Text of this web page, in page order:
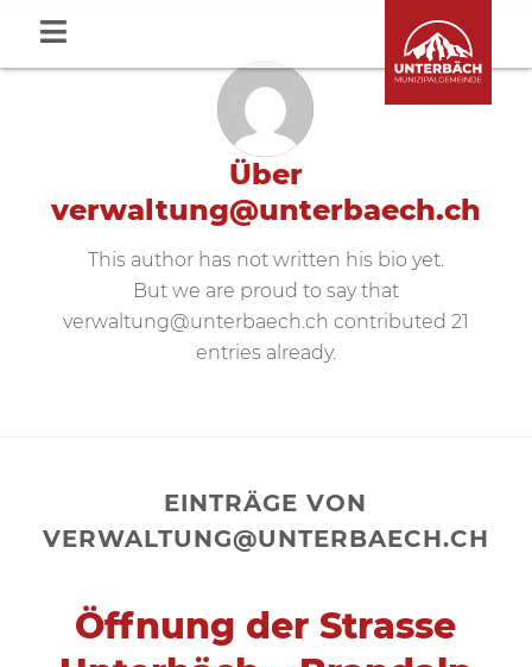
Über
verwaltung@unterbaech.ch
This author has not written his bio yet.
But we are proud to say that
verwaltung@unterbaech.ch contributed 21
entries already.
EINTRÄGE VON
VERWALTUNG@UNTERBAECH.CH
Öffnung der Strasse